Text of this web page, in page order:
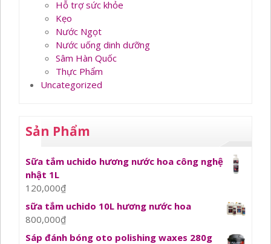
Hỗ trợ sức khỏe
Kẹo
Nước Ngọt
Nước uống dinh dưỡng
Sâm Hàn Quốc
Thực Phẩm
Uncategorized
Sản Phẩm
Sữa tắm uchido hương nước hoa công nghệ
nhật 1L
120,000₫
sữa tắm uchido 10L hương nước hoa
800,000₫
Sáp đánh bóng oto polishing waxes 280g